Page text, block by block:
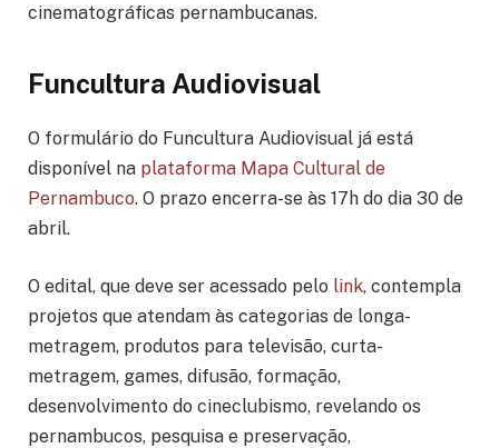
cinematográficas pernambucanas.
Funcultura Audiovisual
O formulário do Funcultura Audiovisual já está
disponível na plataforma Mapa Cultural de
Pernambuco. O prazo encerra-se às 17h do dia 30 de
abril.
O edital, que deve ser acessado pelo link, contempla
projetos que atendam às categorias de longa-
metragem, produtos para televisão, curta-
metragem, games, difusão, formação,
desenvolvimento do cineclubismo, revelando os
pernambucos, pesquisa e preservação,